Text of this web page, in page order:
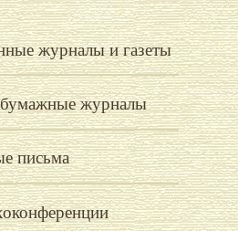
журналы и газеты
журналы
письма